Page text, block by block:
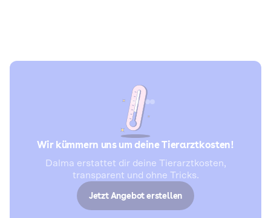
Wir kümmern uns um deine Tierarztkosten!
Dalma erstattet dir deine Tierarztkosten,
transparent und ohne Tricks.
Jetzt Angebot erstellen